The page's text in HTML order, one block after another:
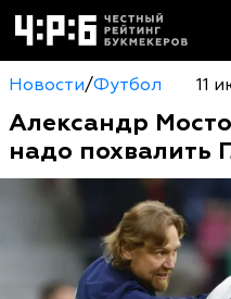
Новости/Футбол 11
Александр
надо похвалить